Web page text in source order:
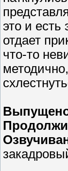
это и есть
отдает
что-то